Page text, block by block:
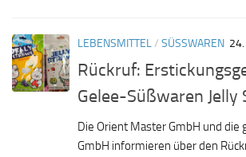
LEBENSMITTEL/ SÜSSWAREN
Rückruf:
Gelee-Süßwaren Jelly
Die Orient Master GmbH und die
GmbH informieren über den